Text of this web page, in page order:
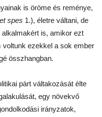
is öröme és reménye,
spes 1.), életre váltani, de
is, amikor ezt
voltunk ezekkel a sok ember
összhangban.
párt váltakozását élte
egy növekvő
irányzatok,